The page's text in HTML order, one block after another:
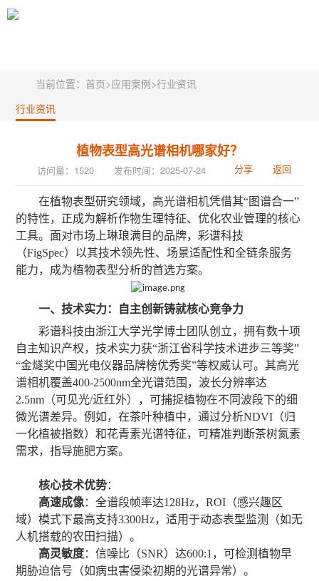
当前位置： 首页>应用案例>行业资讯
行业资讯
植物表型高光谱相机哪家好？
访问量：1520 发布时间：2025-07-24 分享 返回
在植物表型研究领域， 高光谱相机凭借其“图谱合一”
的特性，正成为解析作物生理特征、优化农业管理的核心
工具。面对市场上琳琅满目的品牌，彩谱科技
（FigSpec）以其技术领先性、场景适配性和全链条服务
能力，成为植物表型分析的首选方案。
一、技术实力：自主创新铸就核心竞争力
彩谱科技由浙江大学光学博士团队创立，拥有数十项
自主知识产权，技术实力获“浙江省科学技术进步三等奖”
“金燧奖中国光电仪器品牌榜优秀奖”等权威认可。其高光
谱相机覆盖400-2500nm全光谱范围，波长分辨率达
2.5nm（可见光/近红外），可捕捉植物在不同波段下的细
微光谱差异。例如，在茶叶种植中，通过分析NDVI（归
一化植被指数）和花青素光谱特征，可精准判断茶树氮素
需求，指导施肥方案。
核心技术优势：
高速成像：全谱段帧率达128Hz，ROI（感兴趣区
域）模式下最高支持3300Hz，适用于动态表型监测（如无
人机搭载的农田扫描）。
高灵敏度：信噪比（SNR）达600:1，可检测植物早
期胁迫信号（如病虫害侵染初期的光谱异常）。